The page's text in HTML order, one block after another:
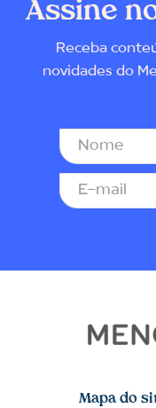
Assine
Receba
novidades do
Mapa do